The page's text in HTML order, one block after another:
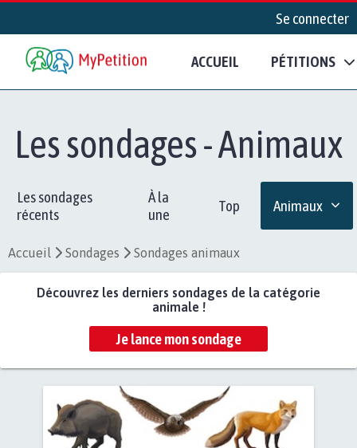
Se connecter
ACCUEIL PÉTITIONS
Les sondages - Animaux
Les sondages
récents
À la
une
Top Animaux
Accueil Sondages Sondages animaux
Découvrez les derniers sondages de la catégorie
animale !
Je lance mon sondage